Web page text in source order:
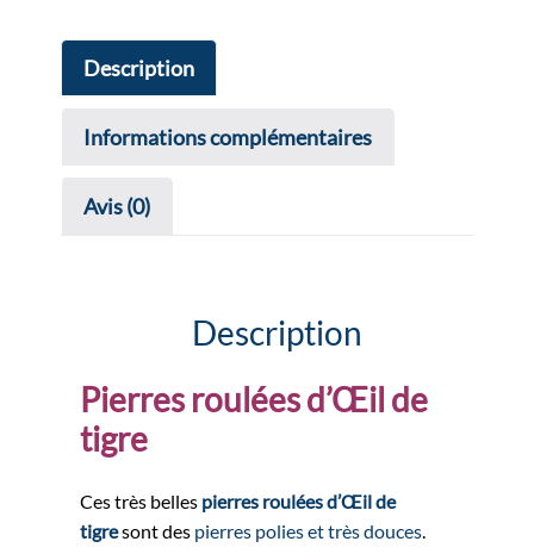
Description
Informations complémentaires
Avis (0)
Description
Pierres roulées d’Œil de
tigre
Ces très belles pierres roulées d’Œil de
tigresont des pierres polies et très douces.